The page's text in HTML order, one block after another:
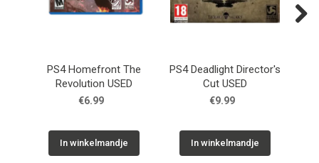
PS4 Homefront The
Revolution USED
€6.99
In winkelmandje
PS4 Deadlight Director's
Cut USED
€9.99
In winkelmandje